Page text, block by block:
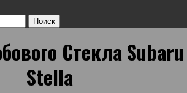
Стекла Subaru
Stella